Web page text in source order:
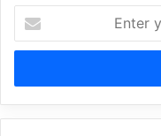
your
Email